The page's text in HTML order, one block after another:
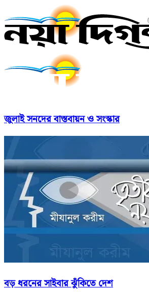
জুলাই সনদের বাস্তবায়ন ও সংস্কার
বড় ধরনের সাইবার ঝুঁকিতে দেশ